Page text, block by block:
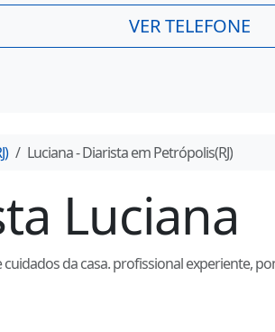
VER TELEFONE
) Luciana- Diarista emPetrópolis(RJ)
Luciana
da casa. profissional experiente,